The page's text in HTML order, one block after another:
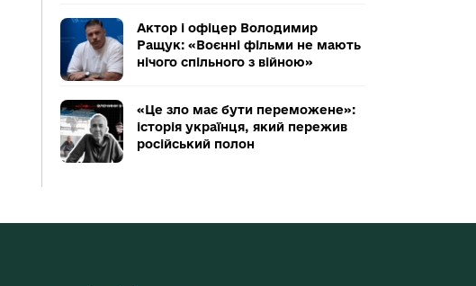
Актор і офіцер Володимир
Ращук: «Воєнні фільми не мають
нічого спільного з війною»
«Це зло має бути переможене»:
історія українця, який пережив
російський полон